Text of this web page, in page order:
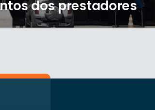
dos prestadores